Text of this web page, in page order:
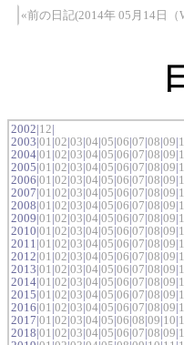
«前の日記(2014年 05月14日（
2002|12|
2003|01 |02|03|04|05|06|07|08|09|
2004|01 |02|03|04|05|06|07|08|09|
2005|01 |02|03|04|05|06|07|08|09|
2006|01 |02|03|04|05|06|07|08|09|
2007|01 |02|03|04|05|06|07|08|09|
2008|01 |02|03|04|05|06|07|08|09|
2009|01 |02|03|04|05|06|07|08|09|
2010|01 |02|03|04|05|06|07|08|09|
2011|01 |02|03|04|05|06|07|08|09|
2012|01 |02|03|04|05|06|07|08|09|
2013|01 |02|03|04|05|06|07|08|09|
2014|01 |02|03|04|05|06|07|08|09|
2015|01 |02|03|04|05|06|07|08|09|
2016|01 |02|03|04|05|06|07|08|09|
2017|01 |02|03|04|05|06|08|09|10|
2018|01 |02|03|04|05|06|07|08|09|